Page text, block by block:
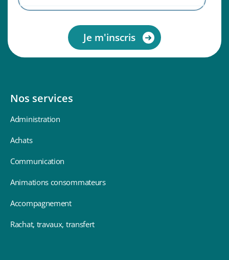
Nos services
Administration
Achats
Communication
Animations consommateurs
Accompagnement
Rachat, travaux, transfert